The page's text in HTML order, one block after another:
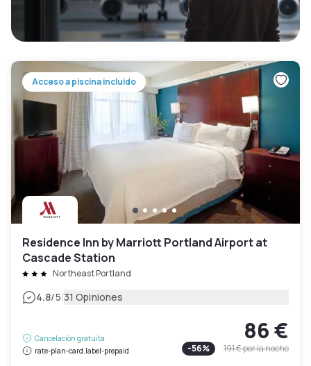
Acceso a piscina incluido
Residence Inn by Marriott Portland Airport at
Cascade Station
Northeast Portland
4.8/5|31 Opiniones
Cancelación gratuita
rate-plan-card.label-prepaid
86 €
-56% 191 €por la noche